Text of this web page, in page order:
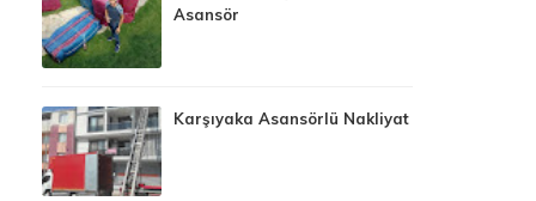
Asansör
Karşıyaka Asansörlü Nakliyat